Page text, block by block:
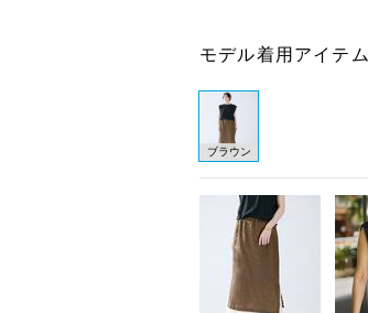
モデル着用アイテム
ブラウン